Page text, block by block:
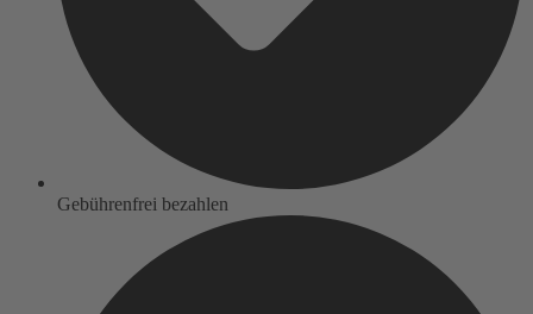
Gebührenfrei bezahlen